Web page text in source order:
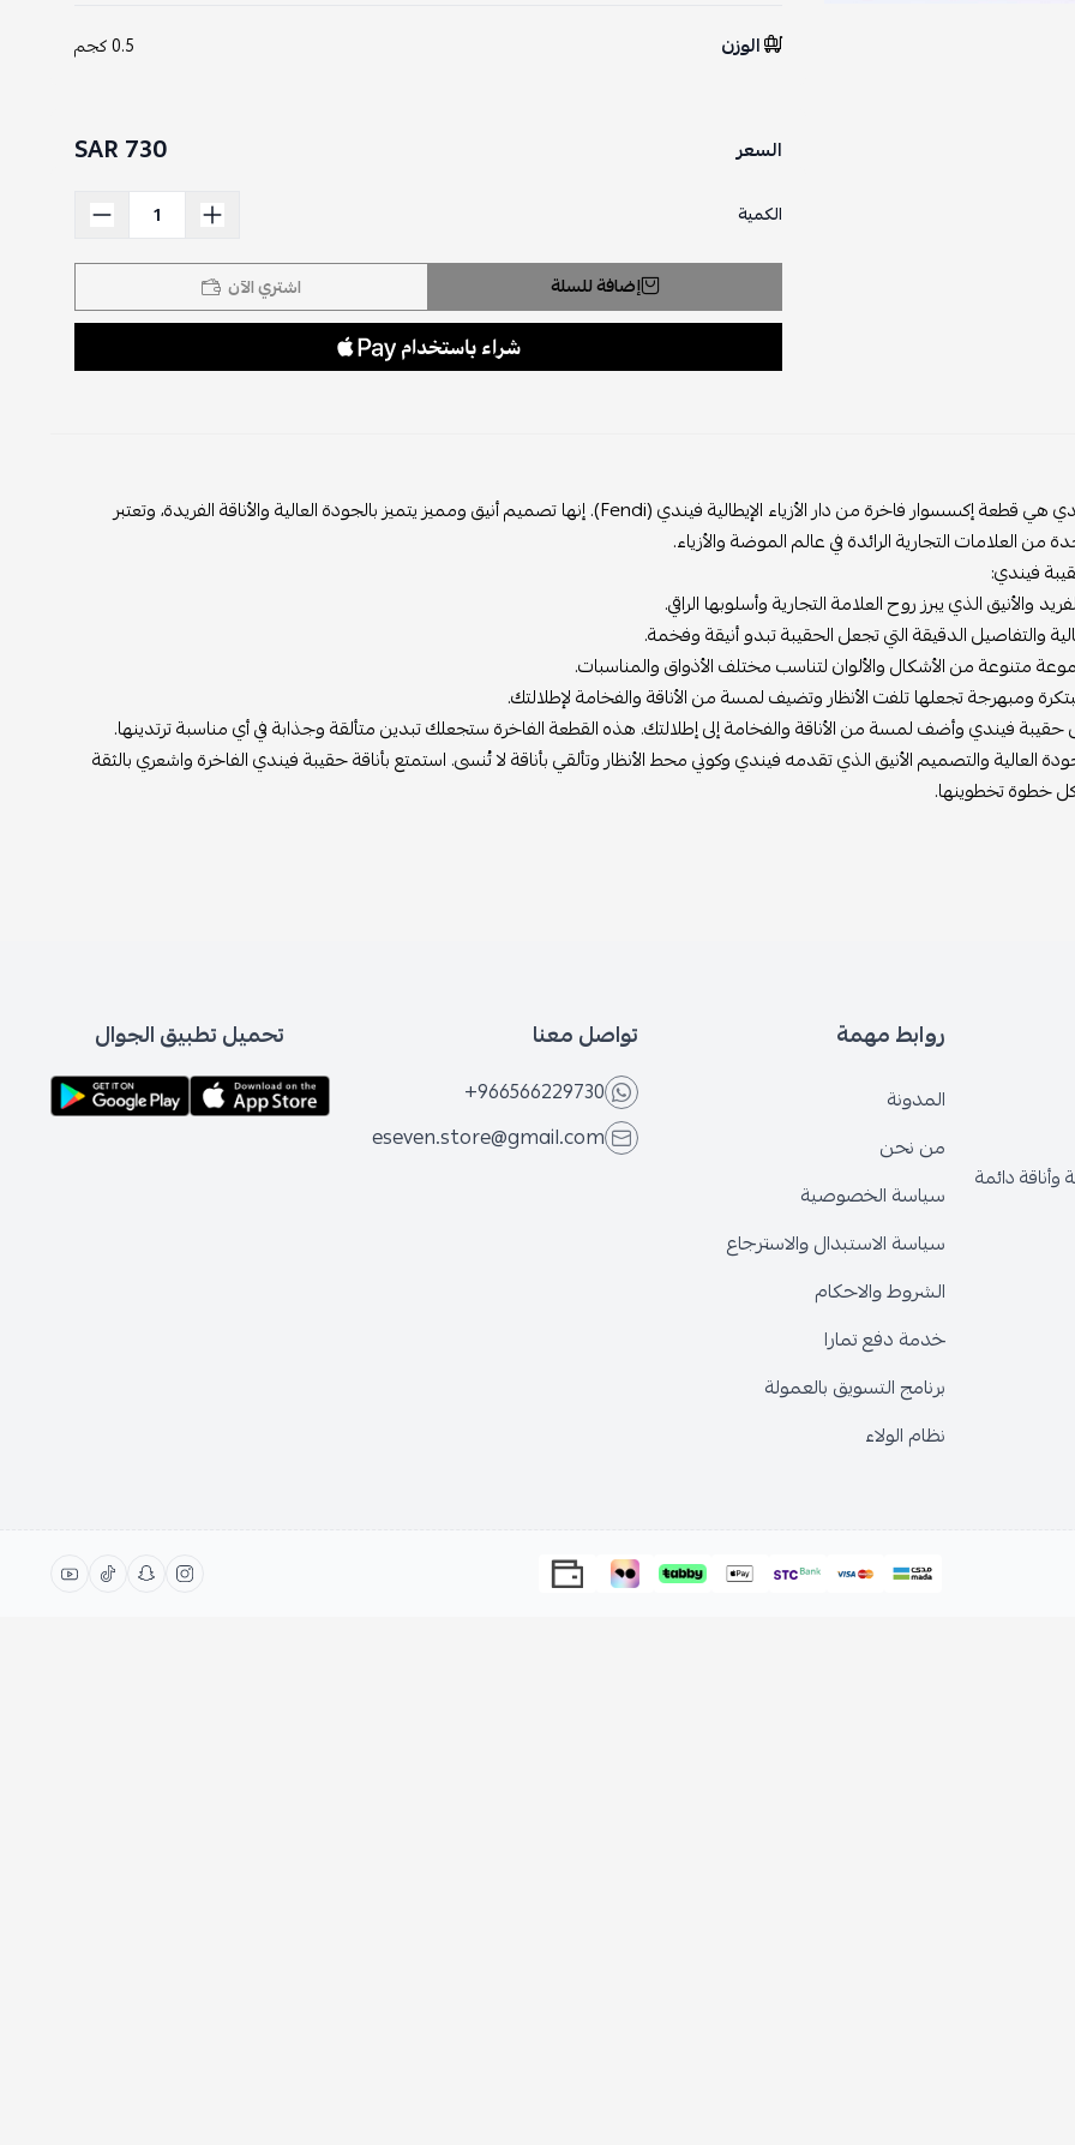
الوزن 0.5 كجم
السعر 730 SAR
الكمية
إضافة للسلة اشتري الآن
حقيبة فيندي هي قطعة إكسسوار فاخرة من دار الأزياء الإيطالية فيندي (Fendi). إنها تصميم أنيق ومميز يتميز بالجودة العالية والأناقة الفريدة، وتعتبر
من العلامات التجارية الرائدة في عالم الموضة والأزياء.
فيندي:
والأنيق الذي يبرز روح العلامة التجارية وأسلوبها الراقي.
والتفاصيل الدقيقة التي تجعل الحقيبة تبدو أنيقة وفخمة.
متنوعة من الأشكال والألوان لتناسب مختلف الأذواق والمناسبات.
ومبهرجة تجعلها تلفت الأنظار وتضيف لمسة من الأناقة والفخامة لإطلالتك.
فيندي وأضف لمسة من الأناقة والفخامة إلى إطلالتك. هذه القطعة الفاخرة ستجعلك تبدين متألقة وجذابة في أي مناسبة ترتدينها.
العالية والتصميم الأنيق الذي تقدمه فيندي وكوني محط الأنظار وتألقي بأناقة لا تُنسى. استمتع بأناقة حقيبة فيندي الفاخرة واشعري بالثقة
كل خطوة تخطوينها.
دائمة
روابط مهمة
المدونة
من نحن
سياسة الخصوصية
سياسة الاستبدال والاسترجاع
الشروط والاحكام
خدمة دفع تمارا
برنامج التسويق بالعمولة
نظام الولاء
تواصل معنا
+966566229730
eseven.store@gmail.com
تحميل تطبيق الجوال